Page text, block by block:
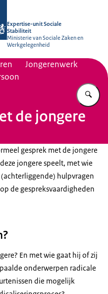
Expertise-unit Sociale
Stabiliteit
Ministerie van Sociale Zaken en
Werkgelegenheid
Jongerenwerk
de jongere
gesprek met de jongere
jongere speelt, met wie
hulpvragen
de gespreksvaardigheden
En met wie gaat hij of zij
onderwerpen radicale
die mogelijk